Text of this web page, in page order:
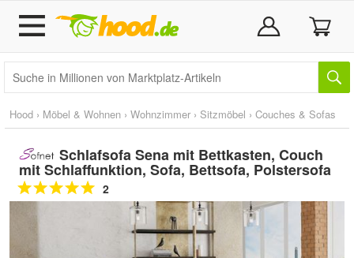
Hood › Möbel & Wohnen › Wohnzimmer › Sitzmöbel › Couches & Sofas
Schlafsofa Sena mit Bettkasten, Couch
mit Schlaffunktion, Sofa, Bettsofa, Polstersofa
2